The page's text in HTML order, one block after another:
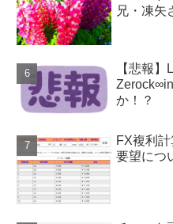
兄・凍矢
【悲報
か！？
FX複利
要望につ